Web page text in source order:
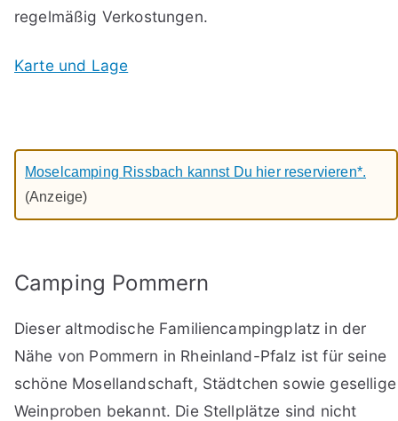
regelmäßig Verkostungen.
Karte und Lage
Moselcamping Rissbach kannst Du hier reservieren*.
(Anzeige)
Camping Pommern
Dieser altmodische Familiencampingplatz in der
Nähe von Pommern in Rheinland-Pfalz ist für seine
schöne Mosellandschaft, Städtchen sowie gesellige
Weinproben bekannt. Die Stellplätze sind nicht